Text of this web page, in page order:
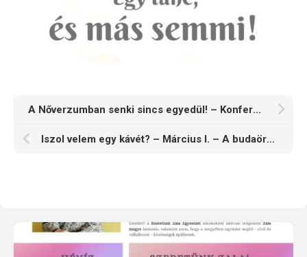
A Nőverzumban senki sincs egyedül! – Konferencia és vándorkiállítás Gyirmóton
Iszol velem egy kávét? – Március I. – A budaörsi barack